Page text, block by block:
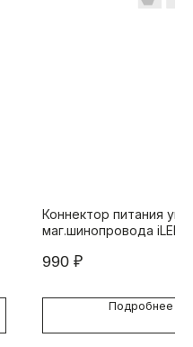
Коннектор питания
маг.шинопровода
POWER CONNECT
990 ₽
Подробнее